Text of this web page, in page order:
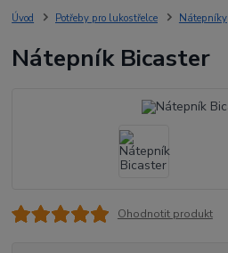
Úvod Potřeby pro lukostřelce Nátepníky
Nátepník Bicaster
Ohodnotit produkt